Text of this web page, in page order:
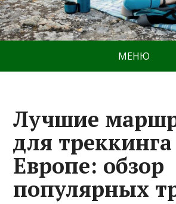
МЕНЮ
Лучшие
для
Европе: обзор
популярных